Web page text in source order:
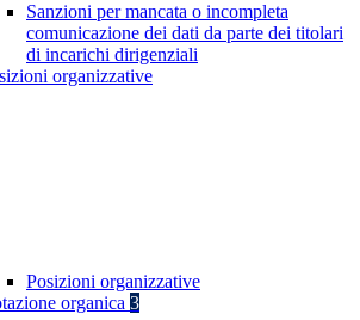
Sanzioni per mancata o incompleta
comunicazione dei dati da parte dei titolari
di incarichi dirigenziali
organizzative
Posizioni organizzative
organica 3